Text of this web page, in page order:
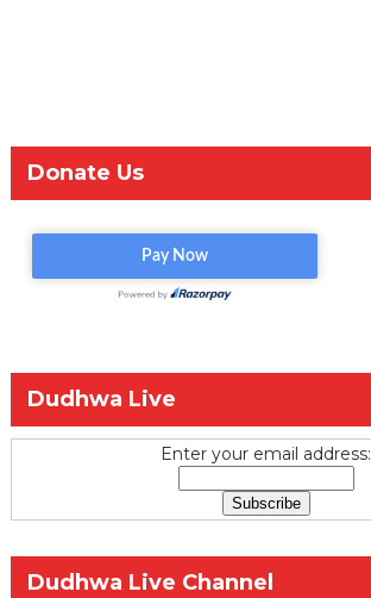
Donate Us
Dudhwa Live
Enter your email address:
Dudhwa Live Channel